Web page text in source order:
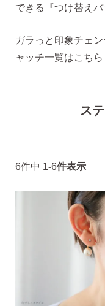
無くした時
できる『つけ替え
ガラっと印象チェ
ャッチ一覧はこちら
ス
6件中 1-6件表示